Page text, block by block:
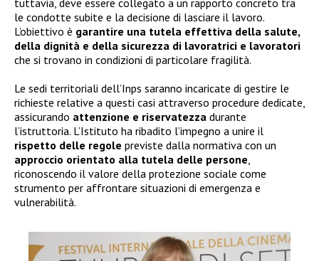
tuttavia, deve essere collegato a un rapporto concreto tra
le condotte subite e la decisione di lasciare il lavoro.
L’obiettivo è garantire una tutela effettiva della salute,
della dignità e della sicurezza di lavoratrici e lavoratori
che si trovano in condizioni di particolare fragilità.
Le sedi territoriali dell’Inps saranno incaricate di gestire le
richieste relative a questi casi attraverso procedure dedicate,
assicurando attenzione e riservatezza durante
l’istruttoria. L’Istituto ha ribadito l’impegno a unire il
rispetto delle regole previste dalla normativa con un
approccio orientato alla tutela delle persone,
riconoscendo il valore della protezione sociale come
strumento per affrontare situazioni di emergenza e
vulnerabilità.